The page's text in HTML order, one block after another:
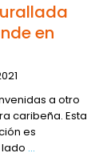
en
a otro
caribeña. Esta
es
...